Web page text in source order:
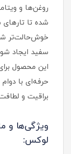
روغن‌ها و
شده تا تارهای
خوش‌حالت‌تر
سفید ایجاد
این محصول
حرفه‌ای با
براقیت و
ویژگی‌ها و
لوکس: